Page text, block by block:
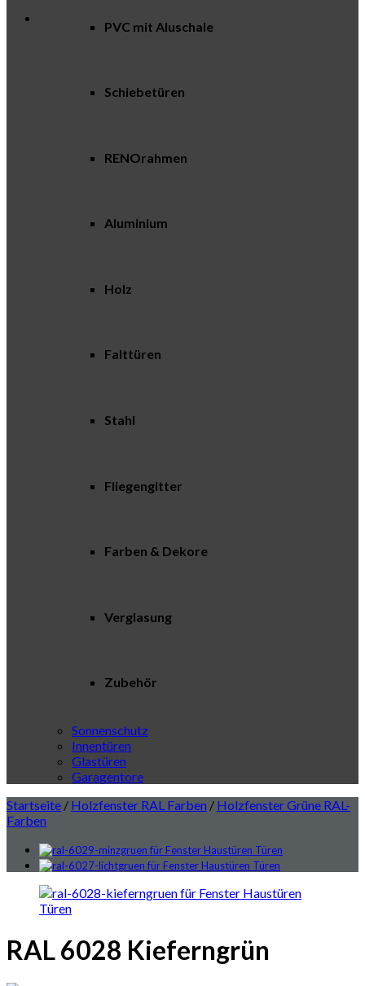
PVC mit Aluschale
Schiebetüren
RENOrahmen
Aluminium
Holz
Falttüren
Stahl
Fliegengitter
Farben & Dekore
Verglasung
Zubehör
Sonnenschutz
Innentüren
Glastüren
Garagentore
Startseite / Holzfenster RAL Farben / Holzfenster Grüne RAL-
Farben
RAL 6028 Kieferngrün